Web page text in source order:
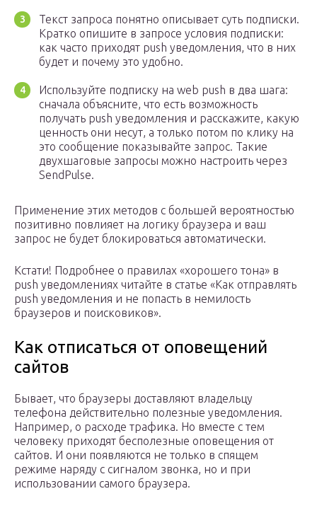
Текст запроса понятно описывает суть подписки.
Кратко опишите в запросе условия подписки:
как часто приходят push уведомления, что в них
будет и почему это удобно.
Используйте подписку на web push в два шага:
сначала объясните, что есть возможность
получать push уведомления и расскажите, какую
ценность они несут, а только потом по клику на
это сообщение показывайте запрос. Такие
двухшаговые запросы можно настроить через
SendPulse.
Применение этих методов с большей вероятностью
позитивно повлияет на логику браузера и ваш
запрос не будет блокироваться автоматически.
Кстати! Подробнее о правилах «хорошего тона» в
push уведомлениях читайте в статье «Как отправлять
push уведомления и не попасть в немилость
браузеров и поисковиков».
Как отписаться от оповещений
сайтов
Бывает, что браузеры доставляют владельцу
телефона действительно полезные уведомления.
Например, о расходе трафика. Но вместе с тем
человеку приходят бесполезные оповещения от
сайтов. И они появляются не только в спящем
режиме наряду с сигналом звонка, но и при
использовании самого браузера.